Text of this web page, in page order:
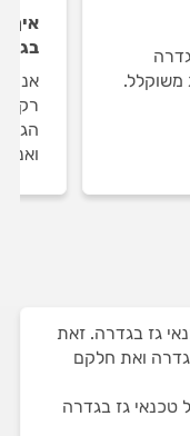
משוקלל.
איך
רק
הגז
תוכלו למצוא 5 טכנאי גז בגדרה. זאת
בגדרה ואת חלקם
טכנאי גז בגדרה